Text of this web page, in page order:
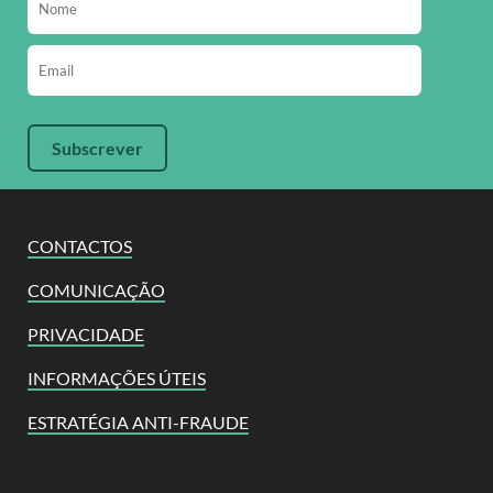
CONTACTOS
COMUNICAÇÃO
PRIVACIDADE
INFORMAÇÕES ÚTEIS
ESTRATÉGIA ANTI-FRAUDE